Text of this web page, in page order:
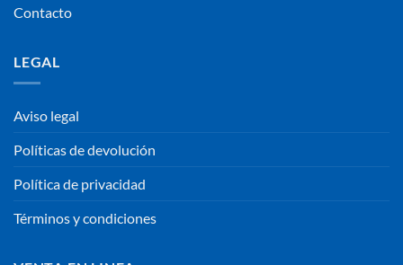
Contacto
LEGAL
Aviso legal
Políticas de devolución
Política de privacidad
Términos y condiciones